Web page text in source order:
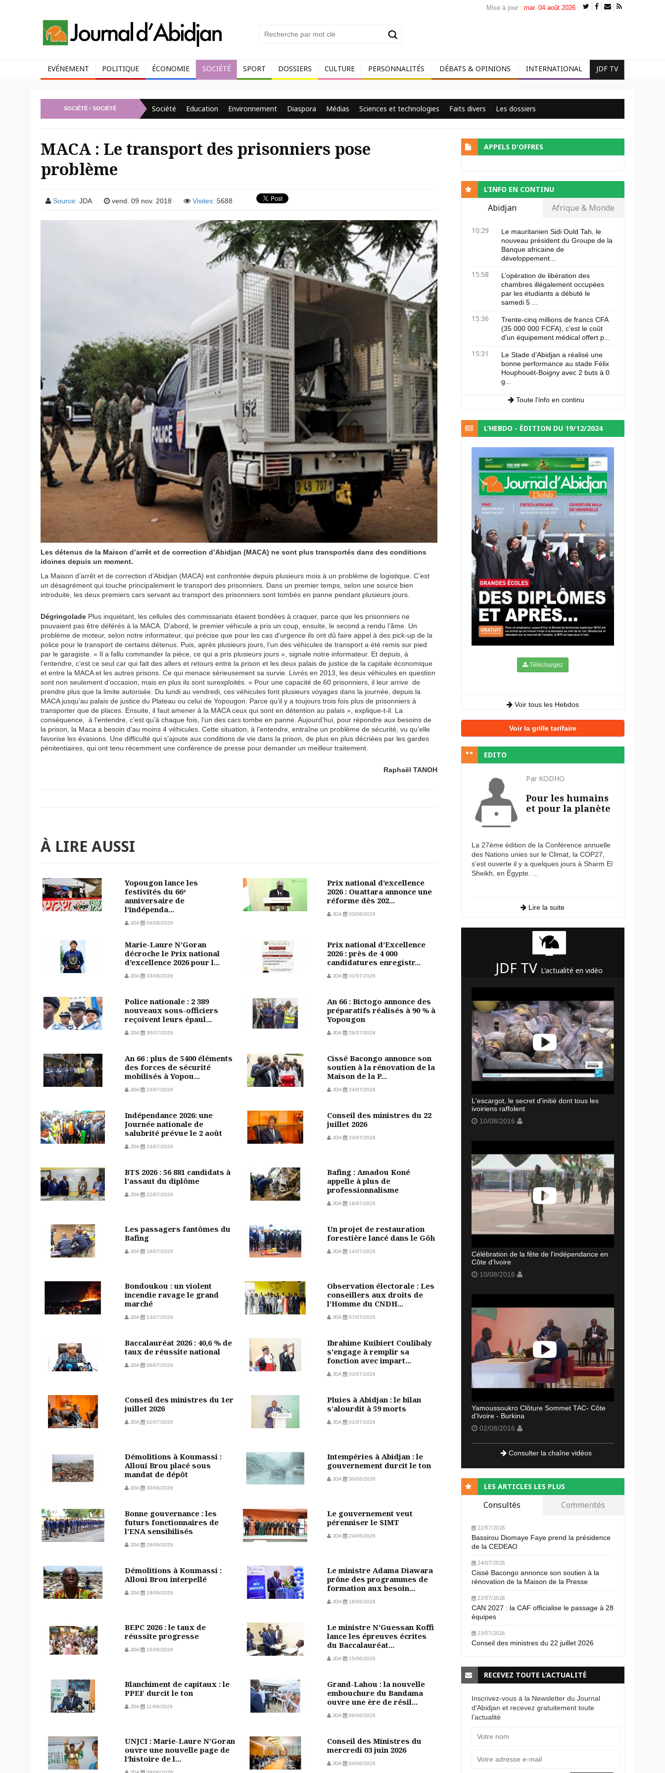
Mise à jour : mar. 04 août 2026
EVÉNEMENT POLITIQUE ÉCONOMIE SOCIÉTÉ SPORT DOSSIERS CULTURE PERSONNALITÉS DÉBATS & OPINIONS INTERNATIONAL JDF TV
SOCIÉTÉ SOCIÉTÉ Société Education Environnement Diaspora Médias Sciences et technologies Faits divers Les dossiers
MACA : Le transport des prisonniers pose
problème
Source: JDA vend. 09 nov. 2018 Visites: 5688
Les détenus de la Maison d’arrêt et de correction d’Abidjan (MACA) ne sont plus transportés dans des conditions
idoines depuis un moment.
La Maison d’arrêt et de correction d’Abidjan (MACA) est confrontée depuis plusieurs mois à un problème de logistique. C’est
un désagrément qui touche principalement le transport des prisonniers. Dans un premier temps, selon une source bien
introduite, les deux premiers cars servant au transport des prisonniers sont tombés en panne pendant plusieurs jours.
Dégringolade Plus inquiétant, les cellules des commissariats étaient bondées à craquer, parce que les prisonniers ne
pouvaient pas être déférés à la MACA. D’abord, le premier véhicule a pris un coup, ensuite, le second a rendu l’âme. Un
problème de moteur, selon notre informateur, qui précise que pour les cas d’urgence ils ont dû faire appel à des pick-up de la
police pour le transport de certains détenus. Puis, après plusieurs jours, l’un des véhicules de transport a été remis sur pied
par le garagiste. « Il a fallu commander la pièce, ce qui a pris plusieurs jours », signale notre informateur. Et depuis, à
l’entendre, c’est ce seul car qui fait des allers et retours entre la prison et les deux palais de justice de la capitale économique
et entre la MACA et les autres prisons. Ce qui menace sérieusement sa survie. Livrés en 2013, les deux véhicules en question
sont non seulement d’occasion, mais en plus ils sont surexploités. « Pour une capacité de 60 prisonniers, il leur arrive de
prendre plus que la limite autorisée. Du lundi au vendredi, ces véhicules font plusieurs voyages dans la journée, depuis la
MACA jusqu’au palais de justice du Plateau ou celui de Yopougon. Parce qu’il y a toujours trois fois plus de prisonniers à
transporter que de places. Ensuite, il faut amener à la MACA ceux qui sont en détention au palais », explique-t-il. La
conséquence, à l’entendre, c’est qu’à chaque fois, l’un des cars tombe en panne. Aujourd’hui, pour répondre aux besoins de
la prison, la Maca a besoin d’au moins 4 véhicules. Cette situation, à l’entendre, entraîne un problème de sécurité, vu qu’elle
favorise les évasions. Une difficulté qui s’ajoute aux conditions de vie dans la prison, de plus en plus décriées par les gardes
pénitentiaires, qui ont tenu récemment une conférence de presse pour demander un meilleur traitement.
Raphaël TANOH
À LIRE AUSSI
Yopougon lance les
festivités du 66ᵉ
anniversaire de
l’indépenda...
JDA 04/08/2026
Prix national d’excellence
2026 : Ouattara annonce une
réforme dès 202...
JDA 03/08/2026
Marie-Laure N’Goran
décroche le Prix national
d’excellence 2026 pour l...
JDA 03/08/2026
Prix national d’Excellence
2026 : près de 4 000
candidatures enregistr...
JDA 31/07/2026
Police nationale : 2 389
nouveaux sous-officiers
reçoivent leurs épaul...
JDA 30/07/2026
An 66 : Bictogo annonce des
préparatifs réalisés à 90 % à
Yopougon
JDA 29/07/2026
An 66 : plus de 5400 éléments
des forces de sécurité
mobilisés à Yopou...
JDA 24/07/2026
Cissé Bacongo annonce son
soutien à la rénovation de la
Maison de la P...
JDA 24/07/2026
Indépendance 2026: une
Journée nationale de
salubrité prévue le 2 août
JDA 24/07/2026
Conseil des ministres du 22
juillet 2026
JDA 23/07/2026
BTS 2026 : 56 881 candidats à
l’assaut du diplôme
JDA 22/07/2026
Bafing : Amadou Koné
appelle à plus de
professionnalisme
JDA 18/07/2026
Les passagers fantômes du
Bafing
JDA 16/07/2026
Un projet de restauration
forestière lancé dans le Gôh
JDA 14/07/2026
Bondoukou : un violent
incendie ravage le grand
marché
JDA 13/07/2026
Observation électorale : Les
conseillers aux droits de
l’Homme du CNDH...
JDA 07/07/2026
Baccalauréat 2026 : 40,6 % de
taux de réussite national
JDA 06/07/2026
Ibrahime Kuibiert Coulibaly
s'engage à remplir sa
fonction avec impart...
JDA 03/07/2026
Conseil des ministres du 1er
juillet 2026
JDA 02/07/2026
Pluies à Abidjan : le bilan
s’alourdit à 59 morts
JDA 01/07/2026
Démolitions à Koumassi :
Alloui Brou placé sous
mandat de dépôt
JDA 30/06/2026
Intempéries à Abidjan : le
gouvernement durcit le ton
JDA 30/06/2026
Bonne gouvernance : les
futurs fonctionnaires de
l’ENA sensibilisés
JDA 26/06/2026
Le gouvernement veut
pérenniser le SIMT
JDA 24/06/2026
Démolitions à Koumassi :
Alloui Brou interpellé
JDA 19/06/2026
Le ministre Adama Diawara
prône des programmes de
formation aux besoin...
JDA 18/06/2026
BEPC 2026 : le taux de
réussite progresse
JDA 16/06/2026
Le ministre N'Guessan Koffi
lance les épreuves écrites
du Baccalauréat...
JDA 15/06/2026
Blanchiment de capitaux : le
PPEF durcit le ton
JDA 11/06/2026
Grand-Lahou : la nouvelle
embouchure du Bandama
ouvre une ère de résil...
JDA 09/06/2026
UNJCI : Marie-Laure N’Goran
ouvre une nouvelle page de
l’histoire de l...
Conseil des Ministres du
mercredi 03 juin 2026
JDA 04/06/2026
APPELS D'OFFRES
L’INFO EN CONTINU
Abidjan Afrique & Monde
10:29
Le mauritanien Sidi Ould Tah, le
nouveau président du Groupe de la
Banque africaine de
développement...
15:58
L’opération de libération des
chambres illégalement occupées
par les étudiants a débuté le
samedi 5 ...
15:36
Trente-cinq millions de francs CFA
(35 000 000 FCFA), c'est le coût
d'un équipement médical offert p...
15:31
Le Stade d’Abidjan a réalisé une
bonne performance au stade Félix
Houphouët-Boigny avec 2 buts à 0
g...
Toute l'info en continu
L’HEBDO - ÉDITION DU 19/12/2024
Téléchargez
Voir tous les Hebdos
Voir la grille tarifaire
EDITO
Par KODHO
Pour les humains
et pour la planète
La 27ème édition de la Conférence annuelle
des Nations unies sur le Climat, la COP27,
s'est ouverte il y a quelques jours à Sharm El
Sheikh, en Égypte. ...
Lire la suite
JDF TV L'actualité en vidéo
L'escargot, le secret d'initié dont tous les
ivoiriens raffolent
10/08/2016
Célébration de la fête de l'indépendance en
Côte d'Ivoire
10/08/2016
Yamoussoukro Clôture Sommet TAC- Côte
d'Ivoire - Burkina
02/08/2016
Consulter la chaîne vidéos
LES ARTICLES LES PLUS
Consultés Commentés
22/07/2026
Bassirou Diomaye Faye prend la présidence
de la CEDEAO
24/07/2026
Cissé Bacongo annonce son soutien à la
rénovation de la Maison de la Presse
23/07/2026
CAN 2027 : la CAF officialise le passage à 28
équipes
23/07/2026
Conseil des ministres du 22 juillet 2026
RECEVEZ TOUTE L’ACTUALITÉ
Inscrivez-vous à la Newsletter du Journal
d'Abidjan et recevez gratuitement toute
l’actualité